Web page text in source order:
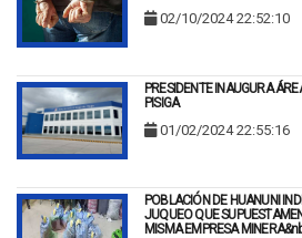
02/10/2024 22:52:10
PRESIDENTE INAUGURA
PISIGA
01/02/2024 22:55:16
POBLACIÓN DE HUANUNI
JUQUEO QUE
MISMA EMPRESA